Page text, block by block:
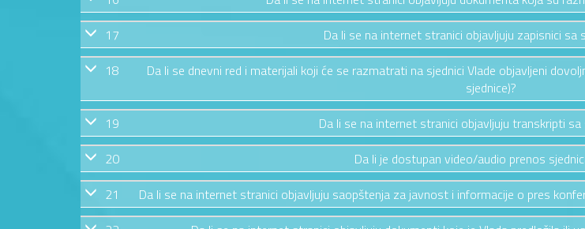
17
Da li se na internet stranici objavljuju zapisnici sa
18
Da li se dnevni red i materijali koji će se razmatrati na sjednici Vlade objavljeni
sjednice)?
19 Da li se na internet stranici objavljuju transkripti sa
20
Da li je dostupan video/audio prenos
21
Da li se na internet stranici objavljuju saopštenja za javnost i informacije o pres